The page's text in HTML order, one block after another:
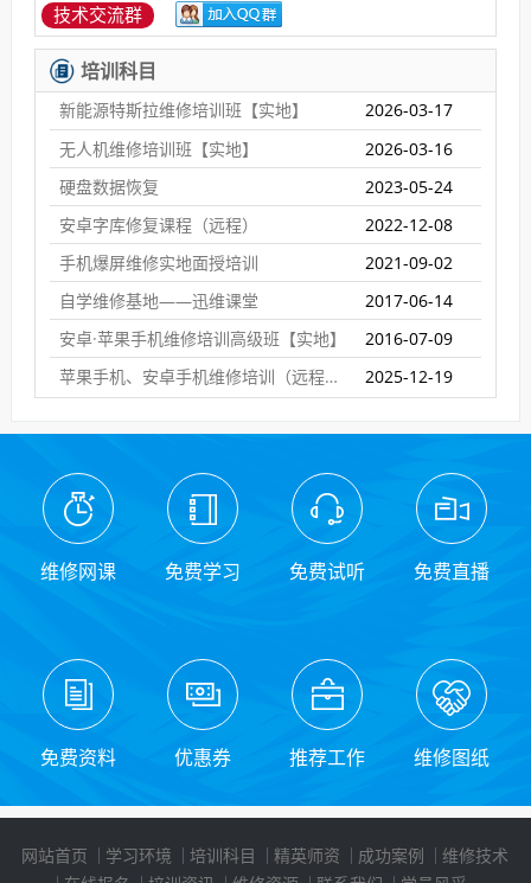
技术交流群
培训科目
新能源特斯拉维修培训班【实地】
2026-03-17
无人机维修培训班【实地】
2026-03-16
硬盘数据恢复
2023-05-24
安卓字库修复课程（远程）
2022-12-08
手机爆屏维修实地面授培训
2021-09-02
自学维修基地——迅维课堂
2017-06-14
安卓·苹果手机维修培训高级班【实地】
2016-07-09
苹果手机、安卓手机维修培训（远程网络班）
2025-12-19
维修网课 免费学习 免费试听 免费直播
免费资料 优惠券 推荐工作 维修图纸
网站首页 学习环境 培训科目 精英师资 成功案例
维修技术